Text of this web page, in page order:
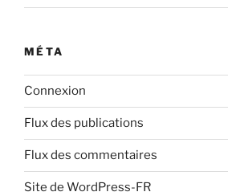
MÉTA
Connexion
Flux des publications
Flux des commentaires
Site de WordPress-FR